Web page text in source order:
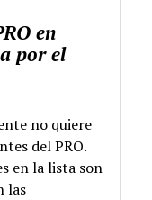
en
por el
no quiere
del PRO.
en la lista son
las